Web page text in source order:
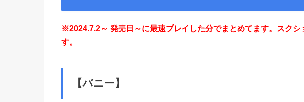
※2024.7.2～ 発売日～に最速プレイした分でまとめてます。スクシ
す。
【バニー】